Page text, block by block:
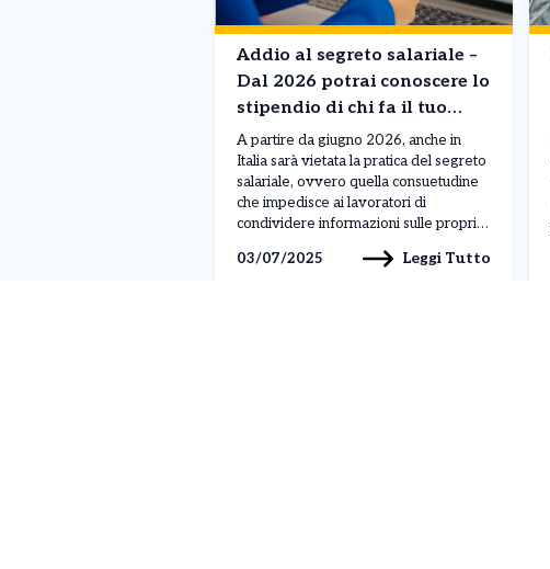
Addio al segreto salariale –
Dal 2026 potrai conoscere lo
stipendio di chi fa il tuo
stesso lavoro – Ecco le
novità
A partire da giugno 2026, anche in
Italia sarà vietata la pratica del segreto
salariale, ovvero quella consuetudine
che impedisce ai lavoratori di
condividere informazioni sulle proprie
direttiva europea 2023/970,
03/07/2025 Leggi Tutto